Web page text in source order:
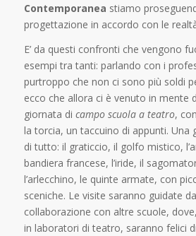
Contemporanea stiamo
progettazione in accordo con le
E’ da questi confronti che vengono
esempi tra tanti: parlando con i
purtroppo che non ci sono più soldi
ecco che allora ci è venuto in mente
giornata di campo scuola a teatro,
la torcia, un taccuino di appunti. Una
di tutto: il graticcio, il golfo mistico,
bandiera francese, l’iride, il
l’arlecchino, le quinte armate, con
sceniche. Le visite saranno guidate
collaborazione con altre scuole,
in laboratori di teatro, saranno felici